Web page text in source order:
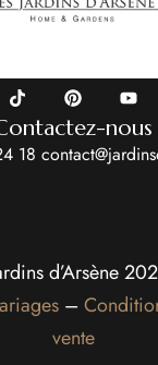
nous
18
d’Arsène
–
vente